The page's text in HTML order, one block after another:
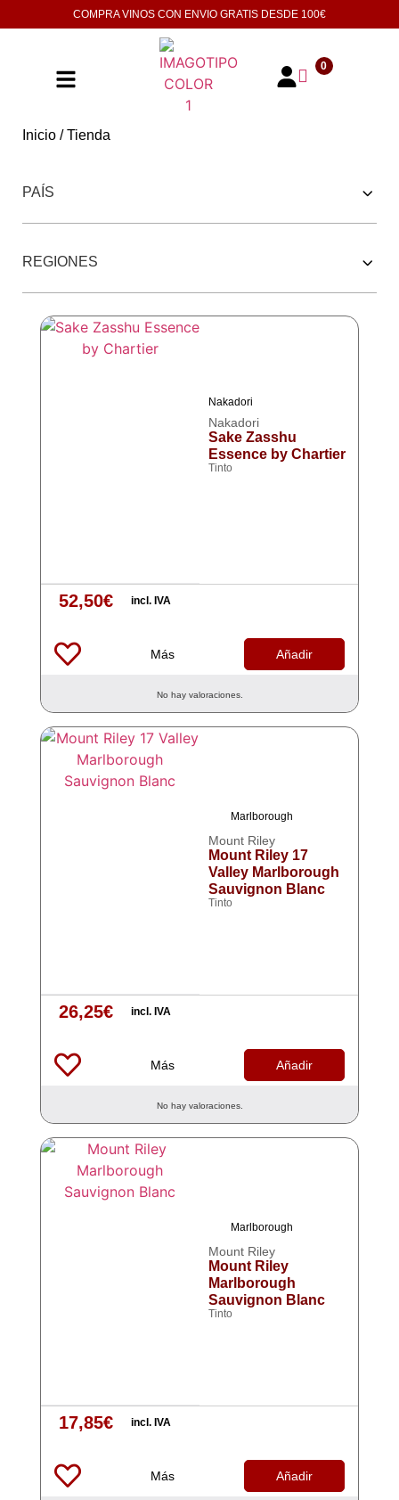
COMPRA VINOS CON ENVIO GRATIS DESDE 100€
0
Inicio / Tienda
PAÍS
REGIONES
Nakadori
Nakadori
Sake Zasshu
Essence by Chartier
Tinto
52,50€ incl. IVA
Más Añadir
No hay valoraciones.
Marlborough
Mount Riley
Mount Riley 17
Valley Marlborough
Sauvignon Blanc
Tinto
26,25€ incl. IVA
Más Añadir
No hay valoraciones.
Marlborough
Mount Riley
Mount Riley
Marlborough
Sauvignon Blanc
Tinto
17,85€ incl. IVA
Más Añadir